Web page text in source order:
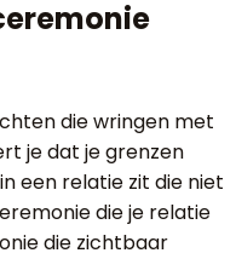
die wringen met
je dat je grenzen
een relatie zit die niet
die je relatie
die zichtbaar